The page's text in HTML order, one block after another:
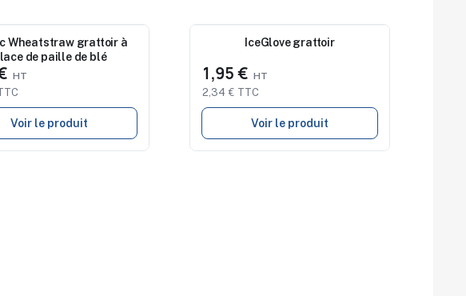
Wheatstraw grattoir à
de paille de blé
Voir le produit
NouveauIceGlove grattoir
1,95 €
2,34 € TTC
Voir le produit